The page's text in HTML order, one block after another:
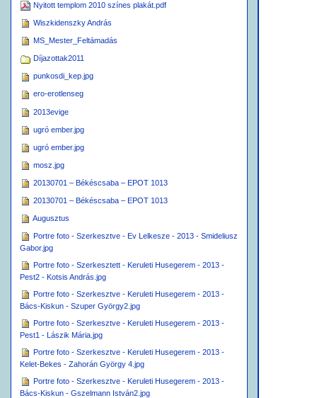
Nyitott templom 2010 színes plakát.pdf
Wiszkidenszky András
MS_Mester_Feltámadás
Díjazottak2011
punkosdi_kep.jpg
ero-erotlenseg
2013evige
ugró ember.jpg
ugró ember.jpg
mosz.jpg
20130701 – Békéscsaba – EPOT 1013
20130701 – Békéscsaba – EPOT 1013
Augusztus
Portre foto - Szerkesztve - Ev Lelkesze - 2013 - Smideliusz
Gabor.jpg
Portre foto - Szerkesztett - Keruleti Husegerem - 2013 -
Pest2 - Kotsis András.jpg
Portre foto - Szerkesztve - Keruleti Husegerem - 2013 -
Bács-Kiskun - Szuper György2.jpg
Portre foto - Szerkesztve - Keruleti Husegerem - 2013 -
Pest1 - Lászik Mária.jpg
Portre foto - Szerkesztve - Keruleti Husegerem - 2013 -
Kelet-Bekes - Zahorán György 4.jpg
Portre foto - Szerkesztve - Keruleti Husegerem - 2013 -
Bács-Kiskun - Gszelmann István2.jpg